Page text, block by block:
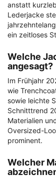
anstatt
Lederjacke
ein zeitloses
Welche
angesagt?
Im Frühjahr
wie
sowie leichte
Schnitttrend
Materialien
Oversized-
prominent.
Welcher